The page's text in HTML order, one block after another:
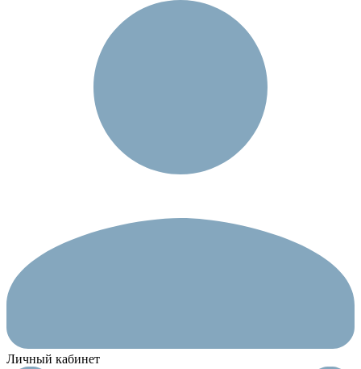
Личный кабинет